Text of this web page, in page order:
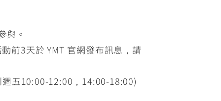
與。
前3天於 YMT 官網發布訊息，請
五10:00-12:00，14:00-18:00)